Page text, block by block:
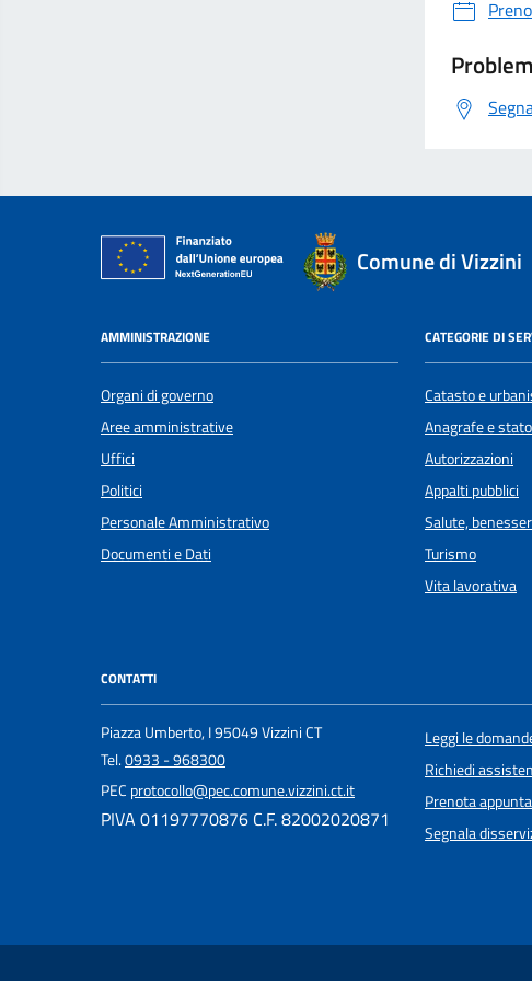
Comune di Vizzini
AMMINISTRAZIONE
Organi di governo
Aree amministrative
Uffici
Politici
Personale Amministrativo
Documenti e Dati
CATEGORIE DI
Catasto e
Anagrafe e
Autorizzazioni
Appalti pubblici
Salute,
Turismo
Vita lavorativa
CONTATTI
Piazza Umberto, I 95049 Vizzini CT
Tel.0933 - 968300
PEC protocollo@pec.comune.vizzini.ct.it
PIVA 01197770876 C.F. 82002020871
Leggi le
Richiedi
Prenota
Segnala